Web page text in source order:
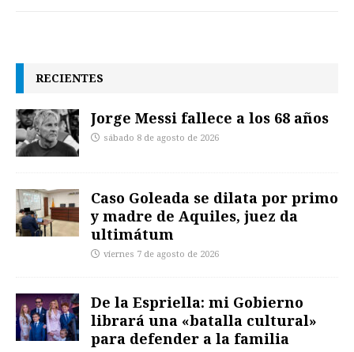
RECIENTES
Jorge Messi fallece a los 68 años
sábado 8 de agosto de 2026
Caso Goleada se dilata por primo
y madre de Aquiles, juez da
ultimátum
viernes 7 de agosto de 2026
De la Espriella: mi Gobierno
librará una «batalla cultural»
para defender a la familia